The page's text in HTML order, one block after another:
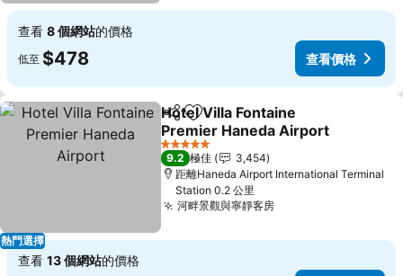
查看 8 個網站的價格
低至 $478 查看價格
熱門選擇
分享 放到收藏夾
Hotel Villa Fontaine
Premier Haneda Airport
5 星級
9.2 極佳
3,454
距離Haneda Airport International Terminal
Station 0.2 公里
河畔景觀與寧靜客房
查看 13 個網站的價格